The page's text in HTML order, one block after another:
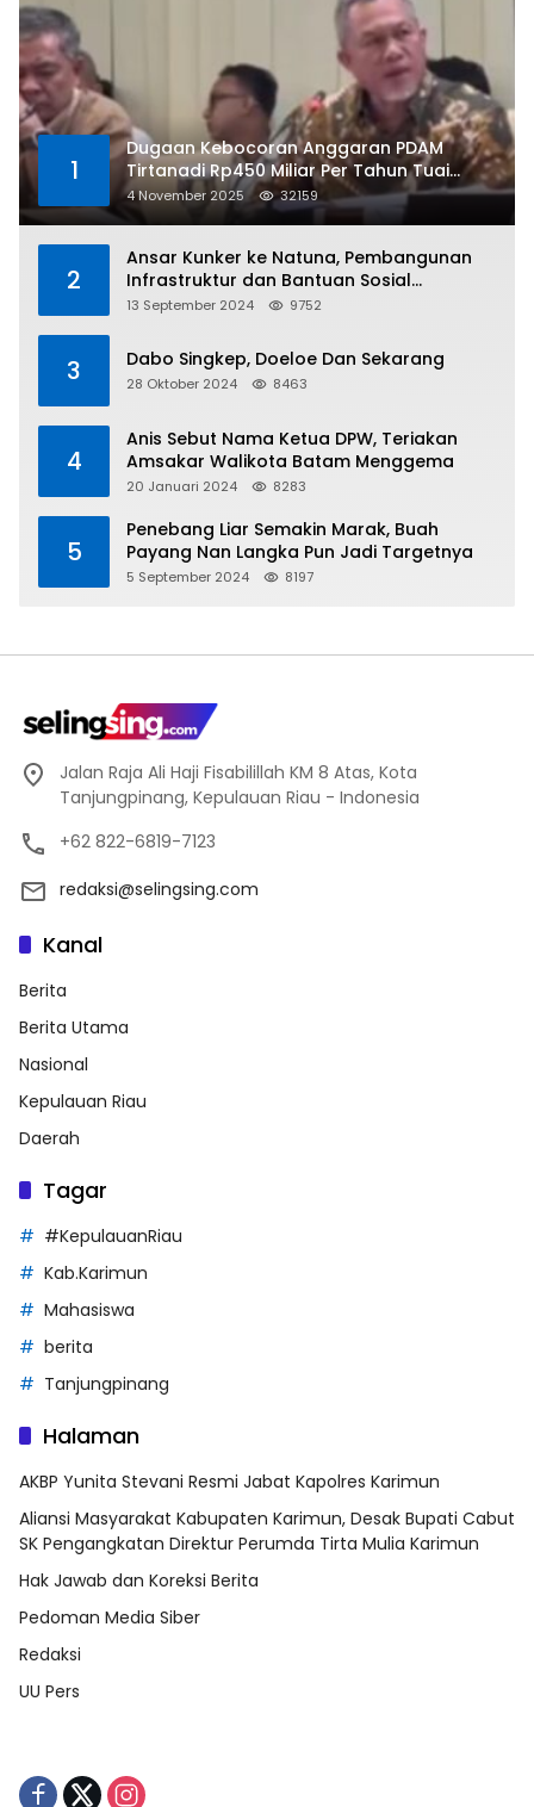
1
Dugaan Kebocoran Anggaran PDAM
Tirtanadi Rp450 Miliar Per Tahun Tuai
Kritikan
4 November 2025 32159
2
Ansar Kunker ke Natuna, Pembangunan
Infrastruktur dan Bantuan Sosial
Direalisasikan Hingga Pulau Tiga
13 September 2024 9752
3 Dabo Singkep, Doeloe Dan Sekarang
28 Oktober 2024 8463
4
Anis Sebut Nama Ketua DPW, Teriakan
Amsakar Walikota Batam Menggema
20 Januari 2024 8283
5
Penebang Liar Semakin Marak, Buah
Payang Nan Langka Pun Jadi Targetnya
5 September 2024 8197
Jalan Raja Ali Haji Fisabilillah KM 8 Atas, Kota
Tanjungpinang, Kepulauan Riau - Indonesia
+62 822-6819-7123
redaksi@selingsing.com
Kanal
Berita
Berita Utama
Nasional
Kepulauan Riau
Daerah
Tagar
#KepulauanRiau
Kab.Karimun
Mahasiswa
berita
Tanjungpinang
Halaman
AKBP Yunita Stevani Resmi Jabat Kapolres Karimun
Aliansi Masyarakat Kabupaten Karimun, Desak Bupati Cabut
SK Pengangkatan Direktur Perumda Tirta Mulia Karimun
Hak Jawab dan Koreksi Berita
Pedoman Media Siber
Redaksi
UU Pers